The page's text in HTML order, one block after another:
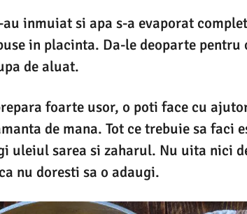
inmuiat si apa s-a evaporat
in placinta. Da-le deoparte
de aluat.
foarte usor, o poti face cu
de mana. Tot ce trebuie sa faci
uleiul sarea si zaharul. Nu uita nici
nu doresti sa o adaugi.